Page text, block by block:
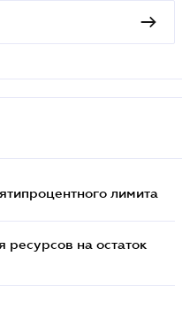
лимита
на остаток